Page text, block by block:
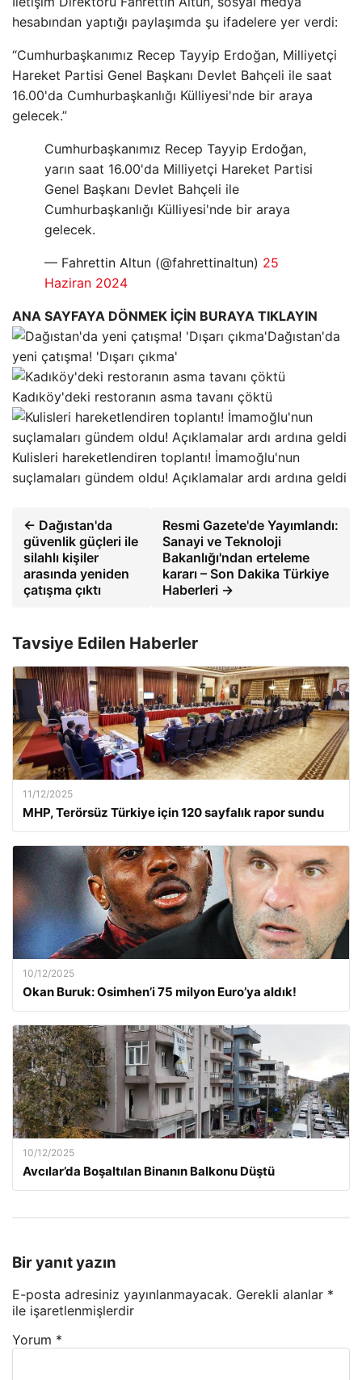
hesabından yaptığı paylaşımda şu ifadelere yer verdi:
“Cumhurbaşkanımız Recep Tayyip Erdoğan, Milliyetçi
Hareket Partisi Genel Başkanı Devlet Bahçeli ile saat
16.00'da Cumhurbaşkanlığı Külliyesi'nde bir araya
gelecek.”
Cumhurbaşkanımız Recep Tayyip Erdoğan,
yarın saat 16.00'da Milliyetçi Hareket Partisi
Genel Başkanı Devlet Bahçeli ile
Cumhurbaşkanlığı Külliyesi'nde bir araya
gelecek.
— Fahrettin Altun (@fahrettinaltun) 25
Haziran 2024
ANA SAYFAYA DÖNMEK İÇİN BURAYA TIKLAYIN
Dağıstan'da
yeni çatışma! 'Dışarı çıkma'
Kadıköy'deki restoranın asma tavanı çöktü
Kulisleri hareketlendiren toplantı! İmamoğlu'nun
suçlamaları gündem oldu! Açıklamalar ardı ardına geldi
← Dağıstan'da
güvenlik güçleri ile
silahlı kişiler
arasında yeniden
çatışma çıktı
Resmi Gazete'de Yayımlandı:
Sanayi ve Teknoloji
Bakanlığı'ndan erteleme
kararı – Son Dakika Türkiye
Haberleri →
Tavsiye Edilen Haberler
11/12/2025
MHP, Terörsüz Türkiye için 120 sayfalık rapor sundu
10/12/2025
Okan Buruk: Osimhen’i 75 milyon Euro’ya aldık!
10/12/2025
Avcılar’da Boşaltılan Binanın Balkonu Düştü
Bir yanıt yazın
E-posta adresiniz yayınlanmayacak. Gerekli alanlar *
ile işaretlenmişlerdir
Yorum *